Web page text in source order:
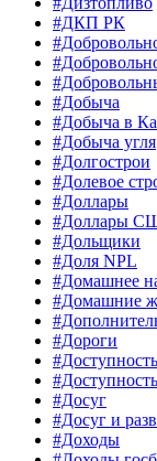
#ДКП РК
#Добыча
#Добыча в
#Добыча угля
#Долгострои
#Долевое
#Доллары
#Доллары
#Дольщики
#Доля NPL
#Домашнее
#Домашние
#Дороги
#Досуг
#Досуг и
#Доходы